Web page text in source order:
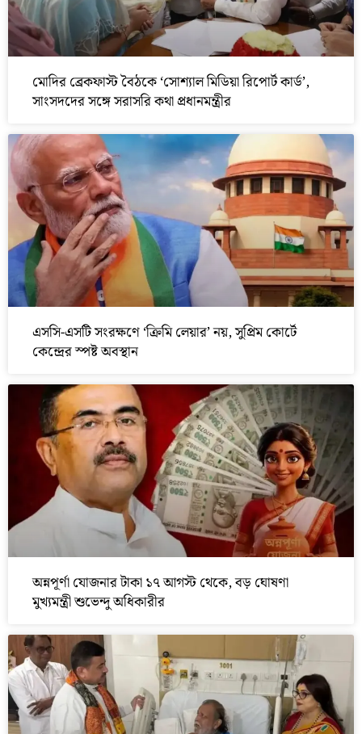
মোদির ব্রেকফাস্ট বৈঠকে ‘সোশ্যাল মিডিয়া রিপোর্ট কার্ড’,
সাংসদদের সঙ্গে সরাসরি কথা প্রধানমন্ত্রীর
এসসি-এসটি সংরক্ষণে ‘ক্রিমি লেয়ার’ নয়, সুপ্রিম কোর্টে
কেন্দ্রের স্পষ্ট অবস্থান
অন্নপূর্ণা যোজনার টাকা ১৭ আগস্ট থেকে, বড় ঘোষণা
মুখ্যমন্ত্রী শুভেন্দু অধিকারীর